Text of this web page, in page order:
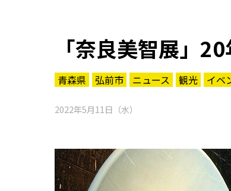
「奈良美智展」
青森県 弘前市 ニュース 観光 イベ
2022年5月11日（水）